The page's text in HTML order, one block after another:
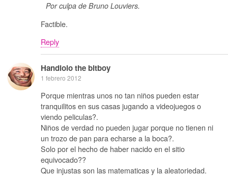
Por culpa de Bruno Louviers.
Factible.
Reply
Handlolo the bitboy
1 febrero 2012
Porque mientras unos no tan niños pueden estar
tranquilitos en sus casas jugando a videojuegos o
viendo peliculas?.
Niños de verdad no pueden jugar porque no tienen ni
un trozo de pan para echarse a la boca?.
Solo por el hecho de haber nacido en el sitio
equivocado??
Que injustas son las matematicas y la aleatoriedad.